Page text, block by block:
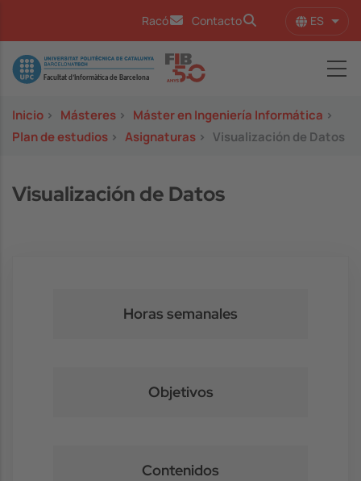
Racó Contacto ES
Image
Inicio > Másteres > Máster en Ingeniería Informática >
Plan de estudios > Asignaturas > Visualización de Datos
Visualización de Datos
Horas semanales
Objetivos
Contenidos